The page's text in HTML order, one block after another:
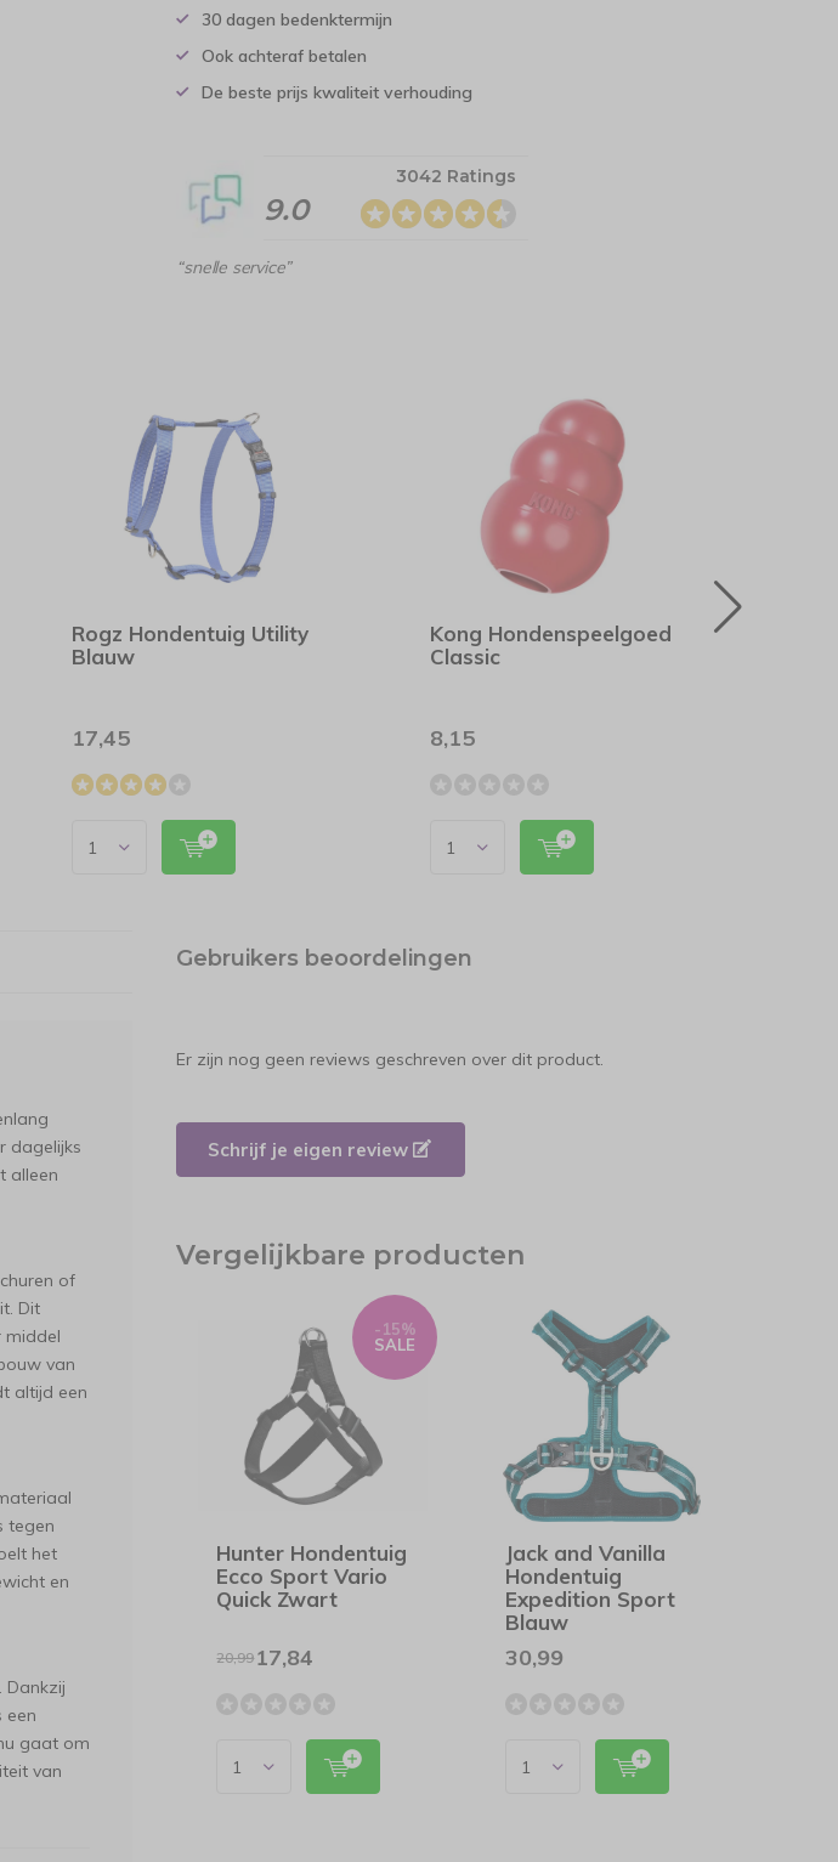
30 dagen bedenktermijn
Ook achteraf betalen
De beste prijs kwaliteit verhouding
9.0
3042 Ratings
“snelle service”
Rogz Hondentuig Utility
Blauw
17,45
Kong Hondenspeelgoed
Classic
8,15
dagelijks
alleen
of
Dit
middel
van
altijd een
tegen
het
en
een
gaat om
van
Gebruikers beoordelingen
Er zijn nog geen reviews geschreven over dit product.
Schrijf je eigen review
Vergelijkbare producten
Hunter Hondentuig
Ecco Sport Vario
Quick Zwart
-15%
SALE
20,9917,84
Jack and Vanilla
Hondentuig
Expedition Sport
Blauw
30,99